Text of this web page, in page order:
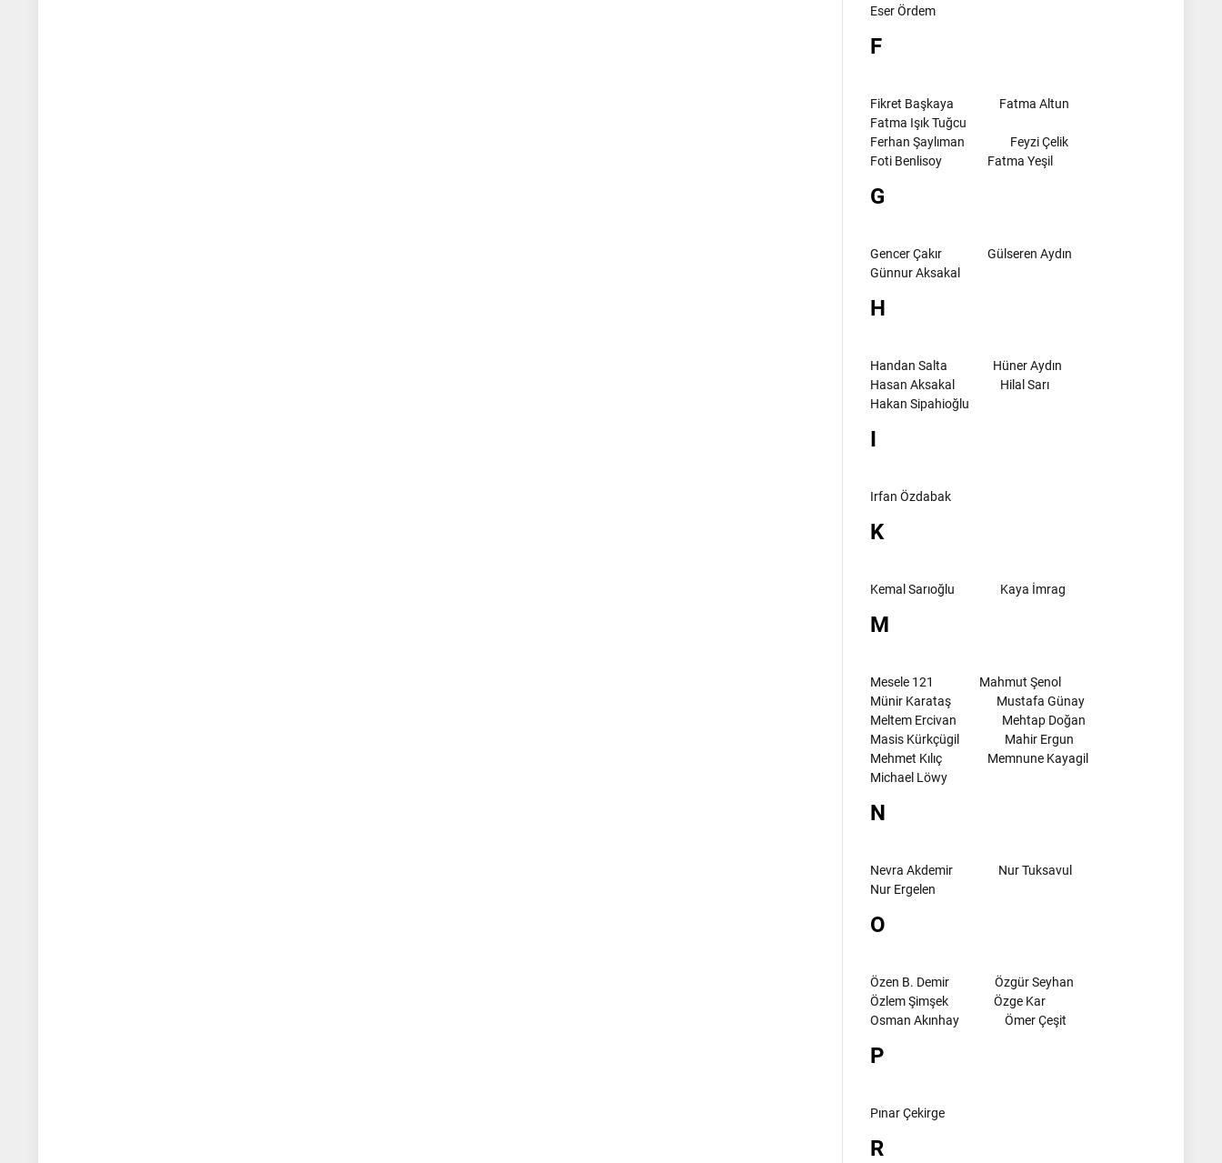
Eser Ördem
F
Fikret Başkaya
Fatma Altun
Fatma Işık Tuğcu
Ferhan Şaylıman
Feyzi Çelik
Foti Benlisoy
Fatma Yeşil
G
Gencer Çakır
Gülseren Aydın
Günnur Aksakal
H
Handan Salta
Hüner Aydın
Hasan Aksakal
Hilal Sarı
Hakan Sipahioğlu
I
Irfan Özdabak
K
Kemal Sarıoğlu Kaya İmrag
M
Mesele 121
Mahmut Şenol
Münir Karataş
Mustafa Günay
Meltem Ercivan
Mehtap Doğan
Masis Kürkçügil
Mahir Ergun
Mehmet Kılıç
Memnune Kayagil
Michael Löwy
N
Nevra Akdemir
Nur Tuksavul
Nur Ergelen
O
Özen B. Demir
Özgür Seyhan
Özlem Şimşek
Özge Kar
Osman Akınhay
Ömer Çeşit
P
Pınar Çekirge
R